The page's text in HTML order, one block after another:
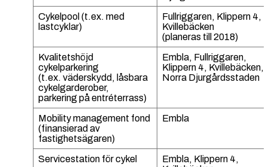
Cykelpool (t.ex. med
lastcyklar)
Fullriggaren, Klippern 4,
Kvillebäcken
(planeras till 2018)
Kvalitetshöjd
cykelparkering
(t.ex. väderskydd, låsbara
cykelgarderober,
parkering på entréterrass)
Embla, Fullriggaren,
Klippern 4, Kvillebäcken,
Norra Djurgårdsstaden
Mobility management fond
(finansierad av
fastighetsägaren)
Embla
Servicestation för cykel
Embla, Klippern 4,